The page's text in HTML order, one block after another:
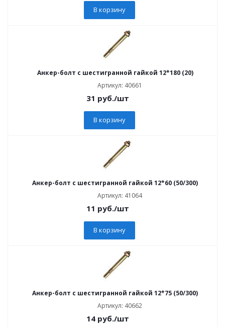
В корзину
Анкер-болт с шестигранной гайкой 12*180 (20)
Артикул: 40661
31 руб./шт
В корзину
Анкер-болт с шестигранной гайкой 12*60 (50/300)
Артикул: 41064
11 руб./шт
В корзину
Анкер-болт с шестигранной гайкой 12*75 (50/300)
Артикул: 40662
14руб./шт